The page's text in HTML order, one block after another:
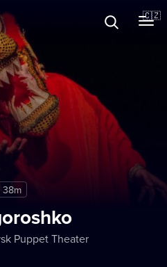
🇨🇿
38m
Puppet Theater